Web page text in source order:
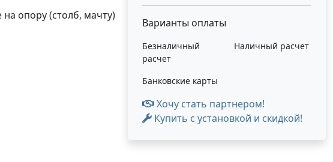
опору (столб, мачту)
Варианты оплаты
Безналичный
расчет
Наличный расчет
Банковские карты
Хочу стать партнером!
Купить с установкой и скидкой!